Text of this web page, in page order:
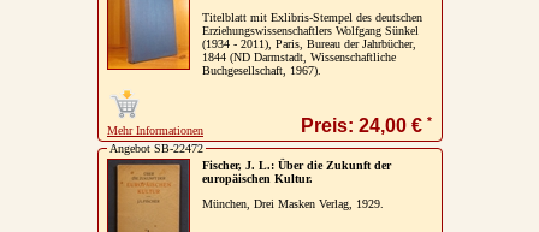
Titelblatt mit Exlibris-Stempel des deutschen
Erziehungswissenschaftlers Wolfgang Sünkel
(1934 - 2011), Paris, Bureau der Jahrbücher,
1844 (ND Darmstadt, Wissenschaftliche
Buchgesellschaft, 1967).
Mehr Informationen Preis: 24,00 € *
Angebot SB-22472
Fischer, J. L.: Über die Zukunft der
europäischen Kultur.
München, Drei Masken Verlag, 1929.